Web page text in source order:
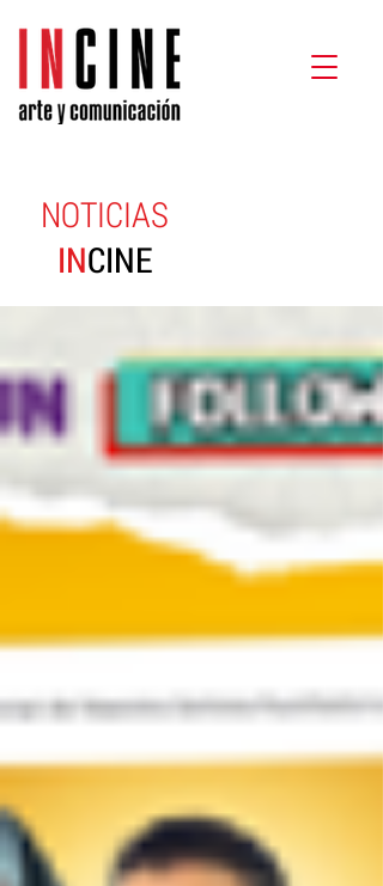
NOTICIAS
INCINE